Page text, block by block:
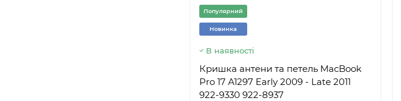
Популярний
Новинка
В наявності
Кришка антени та петель MacBook
Pro 17 A1297 Early 2009 - Late 2011
922-9330 922-8937